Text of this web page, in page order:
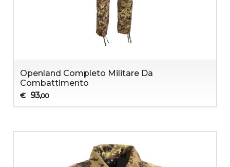
Openland Completo Militare Da
Combattimento
€ 93,00